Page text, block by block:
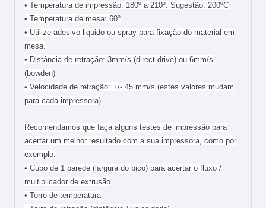
• Temperatura de impressão: 180º a 210º. Sugestão: 200ºC
• Temperatura de mesa: 60º
• Utilize adesivo liquido ou spray para fixação do material em
mesa.
• Distância de retração: 3mm/s (direct drive) ou 6mm/s
(bowden)
• Velocidade de retração: +/- 45 mm/s (estes valores mudam
para cada impressora)
Recomendamos que faça alguns testes de impressão para
acertar um melhor resultado com a sua impressora, como por
exemplo:
• Cubo de 1 parede (largura do bico) para acertar o fluxo /
multiplicador de extrusão
• Torre de temperatura